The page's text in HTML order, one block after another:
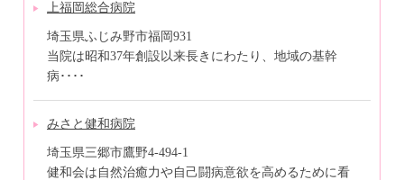
上福岡総合病院
埼玉県ふじみ野市福岡931
当院は昭和37年創設以来長きにわたり、地域の基幹
病････
みさと健和病院
埼玉県三郷市鷹野4-494-1
健和会は自然治癒力や自己闘病意欲を高めるために看